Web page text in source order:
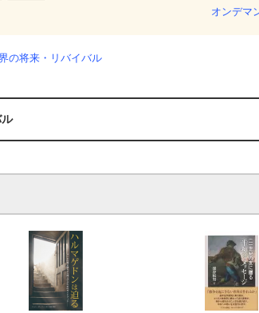
オンデマ
の将来・リバイバル